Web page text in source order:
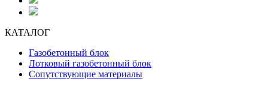
КАТАЛОГ
Газобетонный блок
Лотковый газобетонный блок
Сопутствующие материалы